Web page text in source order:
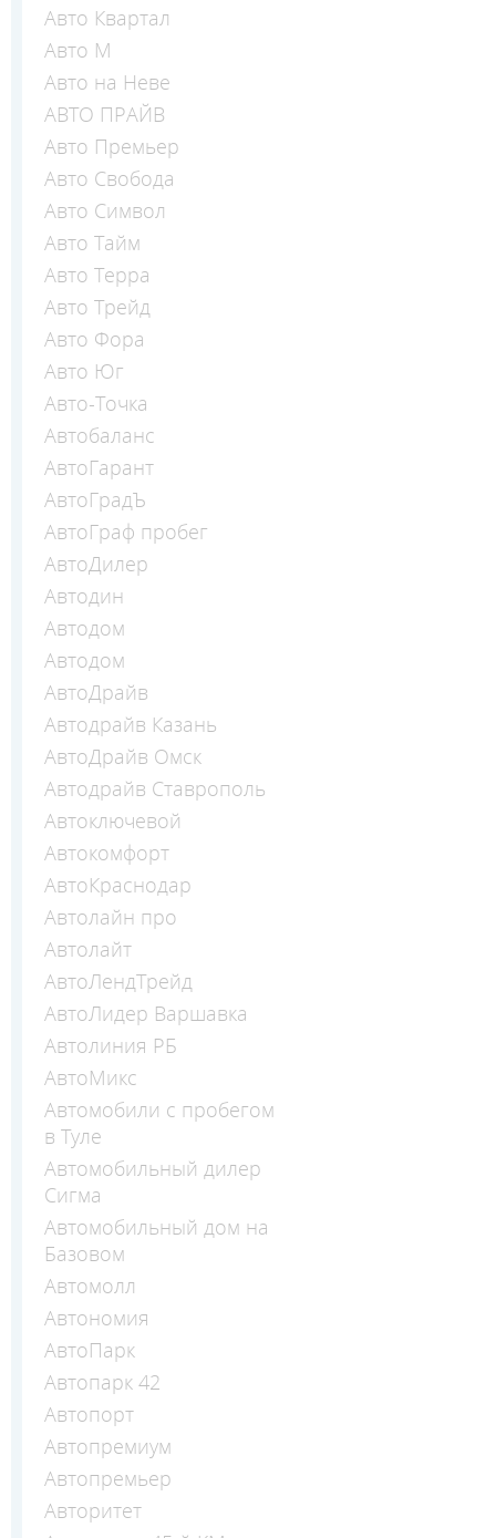
Авто Квартал
Авто М
Авто на Неве
АВТО ПРАЙВ
Авто Премьер
Авто Свобода
Авто Символ
Авто Тайм
Авто Терра
Авто Трейд
Авто Фора
Авто Юг
Авто-Точка
Автобаланс
АвтоГарант
АвтоГрадЪ
АвтоГраф пробег
АвтоДилер
Автодин
Автодом
Автодом
АвтоДрайв
Автодрайв Казань
АвтоДрайв Омск
Автодрайв Ставрополь
Автоключевой
Автокомфорт
АвтоКраснодар
Автолайн про
Автолайт
АвтоЛендТрейд
АвтоЛидер Варшавка
Автолиния РБ
АвтоМикс
Автомобили с пробегом
в Туле
Автомобильный дилер
Сигма
Автомобильный дом на
Базовом
Автомолл
Автономия
АвтоПарк
Автопарк 42
Автопорт
Автопремиум
Автопремьер
Авторитет